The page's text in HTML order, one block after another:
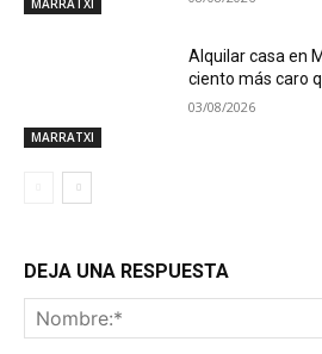
MARRATXI
MARRATXI
Alquilar casa en
ciento más caro
03/08/2026
DEJA UNA RESPUESTA